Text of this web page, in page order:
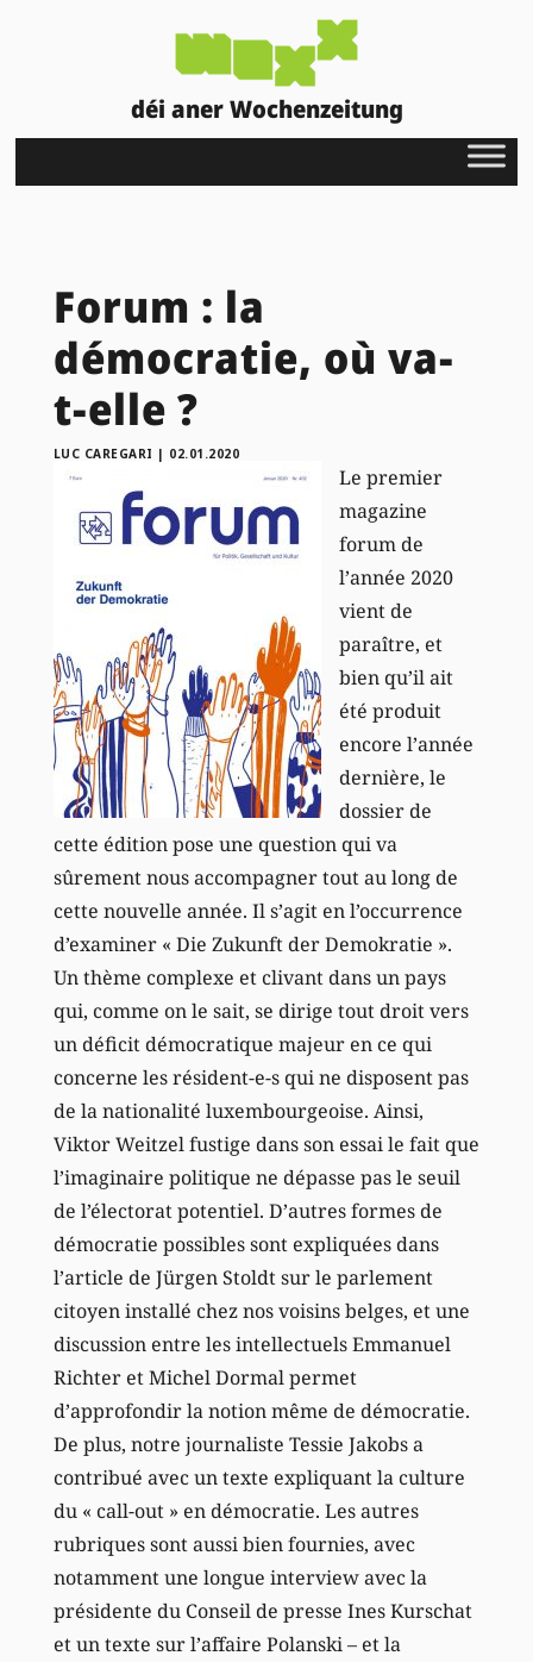
déi aner Wochenzeitung
Forum : la
démocratie, où va-
t-elle ?
LUC CAREGARI | 02.01.2020
Le premier
magazine
forum de
l’année 2020
vient de
paraître, et
bien qu’il ait
été produit
encore l’année
dernière, le
dossier de
cette édition pose une question qui va
sûrement nous accompagner tout au long de
cette nouvelle année. Il s’agit en l’occurrence
d’examiner « Die Zukunft der Demokratie ».
Un thème complexe et clivant dans un pays
qui, comme on le sait, se dirige tout droit vers
un déficit démocratique majeur en ce qui
concerne les résident-e-s qui ne disposent pas
de la nationalité luxembourgeoise. Ainsi,
Viktor Weitzel fustige dans son essai le fait que
l’imaginaire politique ne dépasse pas le seuil
de l’électorat potentiel. D’autres formes de
démocratie possibles sont expliquées dans
l’article de Jürgen Stoldt sur le parlement
citoyen installé chez nos voisins belges, et une
discussion entre les intellectuels Emmanuel
Richter et Michel Dormal permet
d’approfondir la notion même de démocratie.
De plus, notre journaliste Tessie Jakobs a
contribué avec un texte expliquant la culture
du « call-out » en démocratie. Les autres
rubriques sont aussi bien fournies, avec
notamment une longue interview avec la
présidente du Conseil de presse Ines Kurschat
et un texte sur l’affaire Polanski – et la